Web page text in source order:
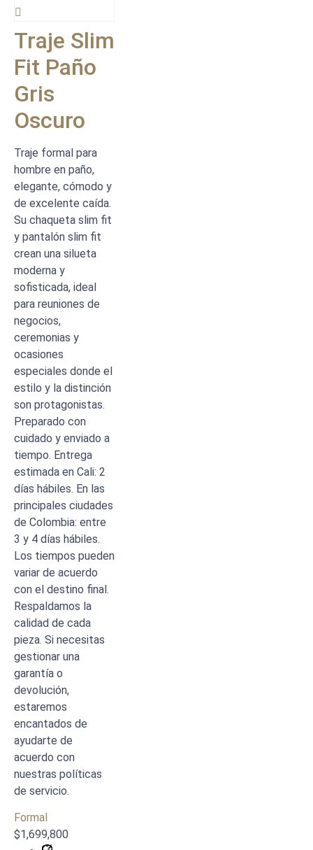
Traje Slim
Fit Paño
Gris
Oscuro
Traje formal para
hombre en paño,
elegante, cómodo y
de excelente caída.
Su chaqueta slim fit
y pantalón slim fit
crean una silueta
moderna y
sofisticada, ideal
para reuniones de
negocios,
ceremonias y
ocasiones
especiales donde el
estilo y la distinción
son protagonistas.
Preparado con
cuidado y enviado a
tiempo. Entrega
estimada en Cali: 2
días hábiles. En las
principales ciudades
de Colombia: entre
3 y 4 días hábiles.
Los tiempos pueden
variar de acuerdo
con el destino final.
Respaldamos la
calidad de cada
pieza. Si necesitas
gestionar una
garantía o
devolución,
estaremos
encantados de
ayudarte de
acuerdo con
nuestras políticas
de servicio.
Formal
$1,699,800